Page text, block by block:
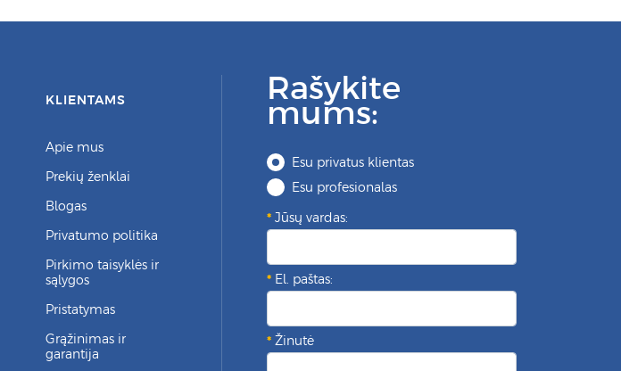
KLIENTAMS
Apie mus
Prekių ženklai
Blogas
Privatumo politika
Pirkimo taisyklės ir
sąlygos
Pristatymas
Grąžinimas ir
garantija
Rašykite
mums:
Esu privatus klientas
Esu profesionalas
Jūsų vardas:
El. paštas:
Žinutė